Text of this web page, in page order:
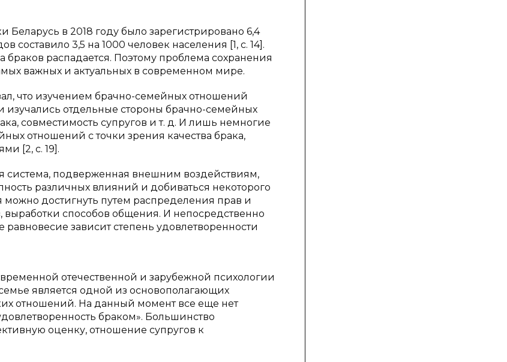
в 2018 году было зарегистрировано 6,4
составило 3,5 на 1000 человек населения [1, с. 14].
браков распадается. Поэтому проблема сохранения
важных и актуальных в современном мире.
что изучением брачно-семейных отношений
изучались отдельные стороны брачно-семейных
совместимость супругов и т. д. И лишь немногие
отношений с точки зрения качества брака,
[2, с. 19].
система, подверженная внешним воздействиям,
различных влияний и добиваться некоторого
можно достигнуть путем распределения прав и
способов общения. И непосредственно
равновесие зависит степень удовлетворенности
отечественной и зарубежной психологии
является одной из основополагающих
отношений. На данный момент все еще нет
браком». Большинство
оценку, отношение супругов к